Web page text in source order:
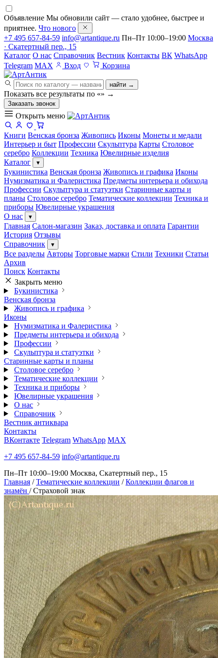
Объявление Мы обновили сайт — стало удобнее, быстрее и
приятнее. Что нового
+7 495 657-84-59 info@artantique.ru Пн–Пт 10:00–19:00 Москва
· Скатертный пер., 15
Каталог О нас Справочник Вестник Контакты ВК WhatsApp
Telegram MAX Вход Корзина
найти →
Показать все результаты по «» →
Заказать звонок
Открыть меню
Книги Венская бронза Живопись Иконы Монеты и медали
Интерьер и быт Профессии Скульптура Карты Столовое
серебро Коллекции Техника Ювелирные изделия
Каталог
▾
Букинистика Венская бронза Живопись и графика Иконы
Нумизматика и Фалеристика Предметы интерьера и обихода
Профессии Скульптура и статуэтки Старинные карты и
планы Столовое серебро Тематические коллекции Техника и
приборы Ювелирные украшения
О нас
▾
Главная Салон-магазин Заказ, доставка и оплата Гарантии
История Отзывы
Справочник
▾
Все разделы Авторы Торговые марки Стили Техники Статьи
Архив
Поиск Контакты
Закрыть меню
Букинистика
Венская бронза
Живопись и графика
Иконы
Нумизматика и Фалеристика
Предметы интерьера и обихода
Профессии
Скульптура и статуэтки
Старинные карты и планы
Столовое серебро
Тематические коллекции
Техника и приборы
Ювелирные украшения
О нас
Справочник
Вестник антиквара
Контакты
ВКонтакте Telegram WhatsApp MAX
+7 495 657-84-59 info@artantique.ru
Пн–Пт 10:00–19:00 Москва, Скатертный пер., 15
Главная / Тематические коллекции / Коллекции флагов и
знамён / Страховой знак